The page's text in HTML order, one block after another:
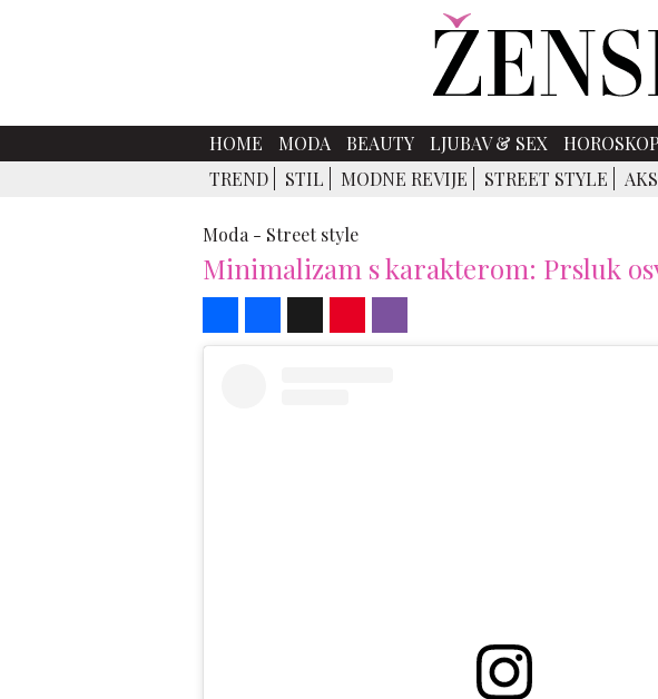
HOME MODA BEAUTY LJUBAV & SEX HOROSKOP
TREND
STIL MODNE REVIJE STREET STYLE
Moda - Street style
Minimalizam s karakterom: Prsluk